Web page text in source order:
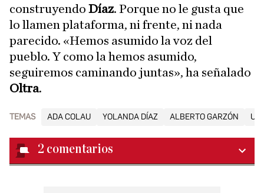
construyendo Díaz. Porque no le gusta que
lo llamen plataforma, ni frente, ni nada
parecido. «Hemos asumido la voz del
pueblo. Y como la hemos asumido,
seguiremos caminando juntas», ha señalado
Oltra.
TEMAS ADA COLAU YOLANDA DÍAZ ALBERTO GARZÓN
2 comentarios